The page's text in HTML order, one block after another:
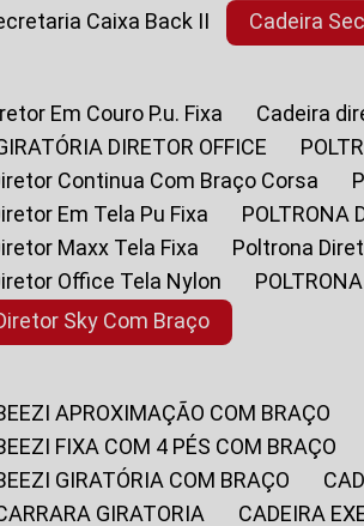
Caixa Back II
Cadeira
Em Couro P.u. Fixa
Cadeira
DIRETOR OFFICE
Continua Com Braço Corsa
Em Tela Pu Fixa
Maxx Tela Fixa
Poltrona
Office Tela Nylon
Sky Com Braço
BEEZI APROXIMAÇÃO COM BRAÇO
FIXA COM 4 PÉS COM BRAÇO
GIRATÓRIA COM BRAÇO
GIRATORIA
CADEIRA